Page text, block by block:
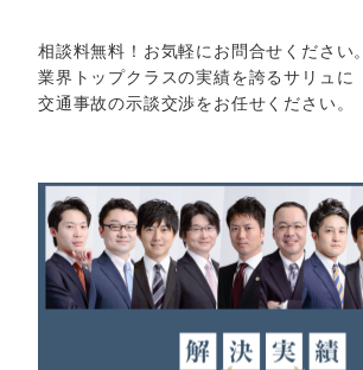
相談料無料！お気軽にお問合せください。
業界トップクラスの実績を誇るサリュに
交通事故の示談交渉をお任せください。